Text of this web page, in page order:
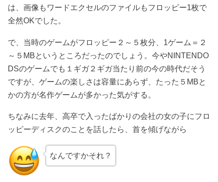
は、画像もワードエクセルのファイルもフロッピー1枚で
全然OKでした。
で、当時のゲームがフロッピー２～５枚分、1ゲーム＝２
～５MBというところだったのでしょう。今やNINTENDO
DSのゲームでも１ギガ２ギガ当たり前の今の時代だそう
ですが、ゲームの楽しさは容量にあらず、たった５MBと
かの方が名作ゲームが多かった気がする。
ちなみに去年、高卒で入ったばかりの会社の女の子にフロ
ッピーディスクのことを話したら、首を傾げながら
なんですかそれ？